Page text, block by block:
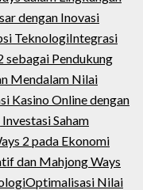
dengan Inovasi
TeknologiIntegrasi
sebagai Pendukung
Mendalam Nilai
Kasino Online dengan
Saham
2 pada Ekonomi
dan Mahjong Ways
Optimalisasi Nilai